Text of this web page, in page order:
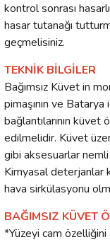
kontrol sonrası
hasar tutanağı
geçmelisiniz.
TEKNİK BİLGİLER
Bağımsız Küvet in
pimaşının ve
bağlantılarının küvet
edilmelidir. Küvet
gibi aksesuarlar
Kimyasal deterjanlar
hava sirkülasyonu
BAĞIMSIZ KÜVET
*Yüzeyi cam